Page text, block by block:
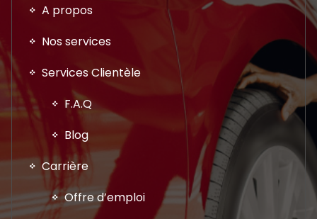
A propos
Nos services
Services Clientèle
F.A.Q
Blog
Carrière
Offre d’emploi